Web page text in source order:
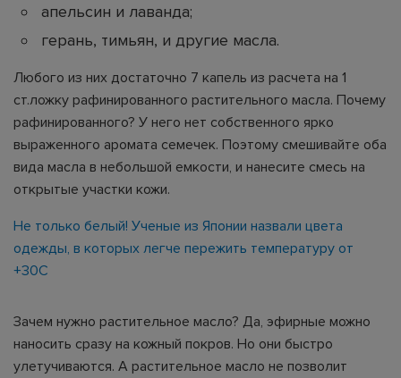
апельсин и лаванда;
герань, тимьян, и другие масла.
Любого из них достаточно 7 капель из расчета на 1
ст.ложку рафинированного растительного масла. Почему
рафинированного? У него нет собственного ярко
выраженного аромата семечек. Поэтому смешивайте оба
вида масла в небольшой емкости, и нанесите смесь на
открытые участки кожи.
Не только белый! Ученые из Японии назвали цвета
одежды, в которых легче пережить температуру от
+30С
Зачем нужно растительное масло? Да, эфирные можно
наносить сразу на кожный покров. Но они быстро
улетучиваются. А растительное масло не позволит